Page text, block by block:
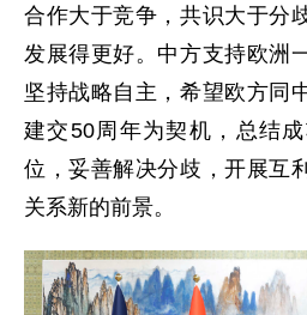
合作大于竞争，共识大于分
发展得更好。中方支持欧洲
坚持战略自主，希望欧方同
建交50周年为契机，总结
位，妥善解决分歧，开展互
关系新的前景。